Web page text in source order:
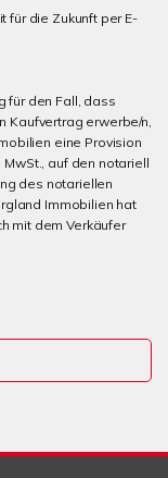
für die Zukunft per E-
für den Fall, dass
Kaufvertrag erwerbe/n,
eine Provision
MwSt., auf den notariell
des notariellen
Immobilien hat
mit dem Verkäufer